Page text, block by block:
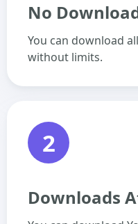
No
You can download
without limits.
2
Downloads